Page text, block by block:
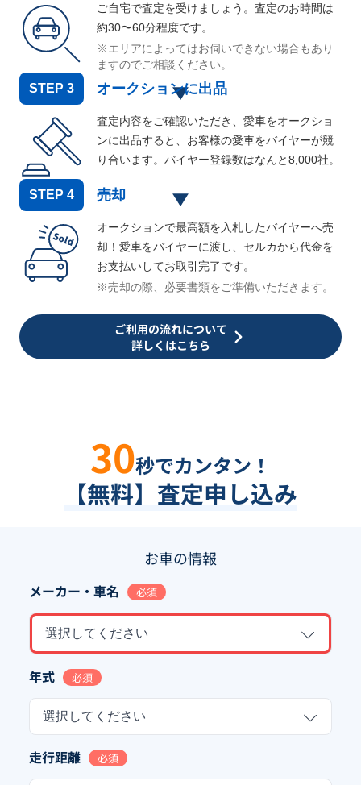
ご自宅で査定を受けましょう。査定のお時間は
約30〜60分程度です。
※エリアによってはお伺いできない場合もあり
ますのでご相談ください。
STEP 3 オークションに出品
査定内容をご確認いただき、愛車をオークショ
ンに出品すると、お客様の愛車をバイヤーが競
り合います。バイヤー登録数はなんと8,000社。
STEP 4 売却
オークションで最高額を入札したバイヤーへ売
却！愛車をバイヤーに渡し、セルカから代金を
お支払いしてお取引完了です。
※売却の際、必要書類をご準備いただきます。
ご利用の流れについて
詳しくはこちら
30秒でカンタン！
【無料】査定申し込み
お車の情報
メーカー・車名 必須
選択してください
年式 必須
選択してください
走行距離 必須